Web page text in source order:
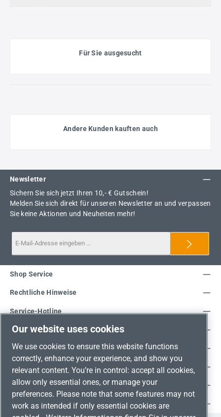
Für Sie ausgesucht
Andere Kunden kauften auch
Newsletter
Sichern Sie sich jetzt Ihren 10,- € Gutschein!
Melden Sie sich direkt für unseren Newsletter an und verpassen
Sie keine Aktionen und Neuheiten mehr!
Service-Hotline
Shop Service
Rechtliche Hinweise
Unsere Vorteile
Versandarten
Zahlungsarten
Adresse
Umweltschutz & Partnerschaft
Our website uses cookies
We use cookies to ensure this website functions
correctly, enhance your experience, and show you
relevant content. You’re in control: accept all cookies,
allow only essential ones, or manage your
preferences. Please note that some features may not
work as intended if only essential cookies are